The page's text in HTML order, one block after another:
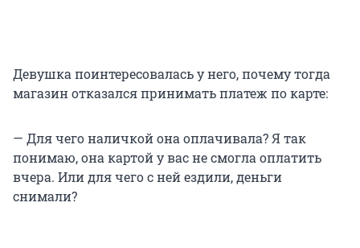
Девушка поинтересовалась у него, почему тогда
магазин отказался принимать платеж по карте:
— Для чего наличкой она оплачивала? Я так
понимаю, она картой у вас не смогла оплатить
вчера. Или для чего с ней ездили, деньги
снимали?